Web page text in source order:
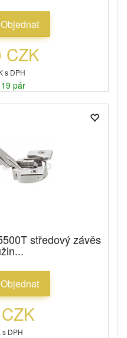
Objednat
CZK
s DPH
pár
středový závěs
Objednat
s DPH